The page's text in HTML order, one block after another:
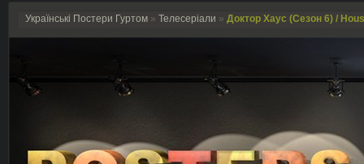
Українські Постери Гуртом » Телесеріали » Доктор Хаус (Сезон 6) /